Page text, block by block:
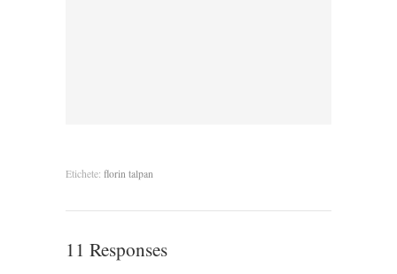
Etichete: florin talpan
11 Responses